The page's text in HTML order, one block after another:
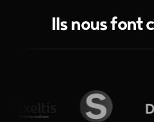
Ils nous font